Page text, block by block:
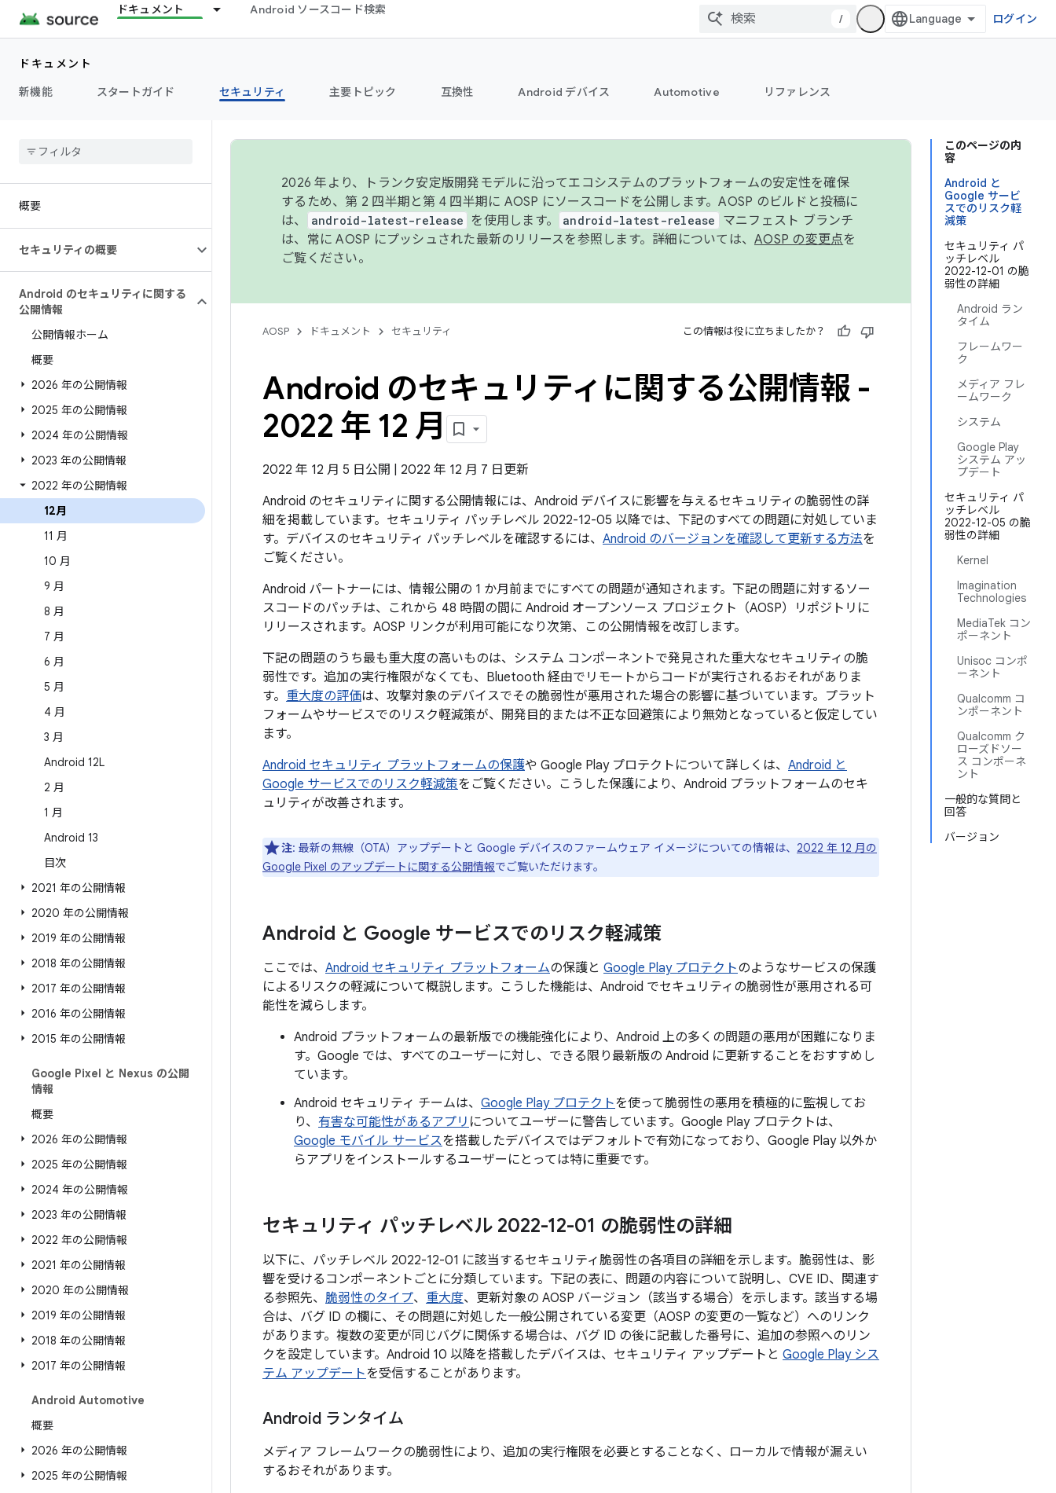
ドキュメント Android ソースコード検索
/ ログイン
ドキュメント
新機能
スタートガイド セキュリティ 主要トピック 互換性 Android デバイス Automotive リファレンス
概要
セキュリティの概要
Android のセキュリティに関する
公開情報
公開情報ホーム
概要
2026 年の公開情報
2025 年の公開情報
2024 年の公開情報
2023 年の公開情報
2022 年の公開情報
12月
11 月
10 月
9 月
8 月
7 月
6 月
5 月
4 月
3 月
Android 12L
2 月
1 月
Android 13
目次
2021 年の公開情報
2020 年の公開情報
2019 年の公開情報
2018 年の公開情報
2017 年の公開情報
2016 年の公開情報
2015 年の公開情報
Google Pixel と Nexus の公開
情報
概要
2026 年の公開情報
2025 年の公開情報
2024 年の公開情報
2023 年の公開情報
2022 年の公開情報
2021 年の公開情報
2020 年の公開情報
2019 年の公開情報
2018 年の公開情報
2017 年の公開情報
Android Automotive
概要
2026 年の公開情報
2025 年の公開情報
このページの内
容
Android と
Google サービ
スでのリスク軽
減策
セキュリティ パ
ッチレベル
2022-12-01 の脆
弱性の詳細
Android ラン
タイム
フレームワー
ク
メディア フレ
ームワーク
システム
Google Play
システム アッ
プデート
セキュリティ パ
ッチレベル
2022-12-05 の脆
弱性の詳細
Kernel
Imagination
Technologies
MediaTek コン
ポーネント
Unisoc コンポ
ーネント
Qualcomm コ
ンポーネント
Qualcomm ク
ローズドソー
ス コンポーネ
ント
一般的な質問と
回答
バージョン
2026 年より、トランク安定版開発モデルに沿ってエコシステムのプラットフォームの安定性を確保
するため、第 2 四半期と第 4 四半期に AOSP にソースコードを公開します。AOSP のビルドと投稿に
は、
android-latest-release を使用します。 android-latest-release
マニフェスト ブランチ
は、常に AOSP にプッシュされた最新のリリースを参照します。詳細については、 AOSP の変更点を
ご覧ください。
AOSP ドキュメント セキュリティ この情報は役に立ちましたか？
Android のセキュリティに関する公開情報 -
2022 年 12 月
2022 年 12 月 5 日公開 | 2022 年 12 月 7 日更新
Android のセキュリティに関する公開情報には、Android デバイスに影響を与えるセキュリティの脆弱性の詳
細を掲載しています。セキュリティ パッチレベル 2022-12-05 以降では、下記のすべての問題に対処していま
す。デバイスのセキュリティ パッチレベルを確認するには、 Android のバージョンを確認して更新する方法を
ご覧ください。
Android パートナーには、情報公開の 1 か月前までにすべての問題が通知されます。下記の問題に対するソー
スコードのパッチは、これから 48 時間の間に Android オープンソース プロジェクト（AOSP）リポジトリに
リリースされます。AOSP リンクが利用可能になり次第、この公開情報を改訂します。
下記の問題のうち最も重大度の高いものは、システム コンポーネントで発見された重大なセキュリティの脆
弱性です。追加の実行権限がなくても、Bluetooth 経由でリモートからコードが実行されるおそれがありま
す。 重大度の評価は、攻撃対象のデバイスでその脆弱性が悪用された場合の影響に基づいています。プラット
フォームやサービスでのリスク軽減策が、開発目的または不正な回避策により無効となっていると仮定してい
ます。
Android セキュリティ プラットフォームの保護や Google Play プロテクトについて詳しくは、 Android と
Google サービスでのリスク軽減策をご覧ください。こうした保護により、Android プラットフォームのセキ
ュリティが改善されます。
注: 最新の無線（OTA）アップデートと Google デバイスのファームウェア イメージについての情報は、 2022 年 12 月の
Google Pixel のアップデートに関する公開情報でご覧いただけます。
Android と Google サービスでのリスク軽減策
ここでは、 Android セキュリティ プラットフォームの保護と Google Play プロテクトのようなサービスの保護
によるリスクの軽減について概説します。こうした機能は、Android でセキュリティの脆弱性が悪用される可
能性を減らします。
Android プラットフォームの最新版での機能強化により、Android 上の多くの問題の悪用が困難になりま
す。Google では、すべてのユーザーに対し、できる限り最新版の Android に更新することをおすすめし
ています。
Android セキュリティ チームは、 Google Play プロテクトを使って脆弱性の悪用を積極的に監視してお
り、 有害な可能性があるアプリ についてユーザーに警告しています。Google Play プロテクトは、
Google モバイル サービスを搭載したデバイスではデフォルトで有効になっており、Google Play 以外か
らアプリをインストールするユーザーにとっては特に重要です。
セキュリティ パッチレベル 2022-12-01 の脆弱性の詳細
以下に、パッチレベル 2022-12-01 に該当するセキュリティ脆弱性の各項目の詳細を示します。脆弱性は、影
響を受けるコンポーネントごとに分類しています。下記の表に、問題の内容について説明し、CVE ID、関連す
る参照先、 脆弱性のタイプ、 重大度、更新対象の AOSP バージョン（該当する場合）を示します。該当する場
合は、バグ ID の欄に、その問題に対処した一般公開されている変更（AOSP の変更の一覧など）へのリンク
があります。複数の変更が同じバグに関係する場合は、バグ ID の後に記載した番号に、追加の参照へのリン
クを設定しています。Android 10 以降を搭載したデバイスは、セキュリティ アップデートと Google Play シス
テム アップデートを受信することがあります。
Android ランタイム
メディア フレームワークの脆弱性により、追加の実行権限を必要とすることなく、ローカルで情報が漏えい
するおそれがあります。